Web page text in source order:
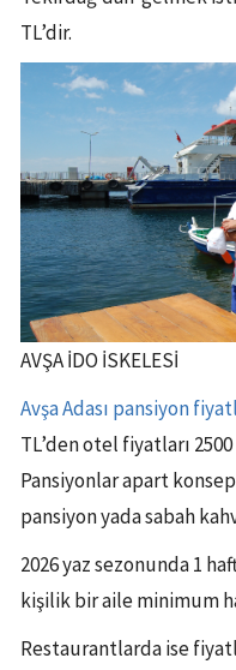
TL’dir.
AVŞA İDO İSKELESİ
Avşa Adası pansiyon
TL’den otel fiyatları
Pansiyonlar apart
pansiyon yada sabah
2026 yaz sezonunda 1
kişilik bir aile minimum
Restaurantlarda ise